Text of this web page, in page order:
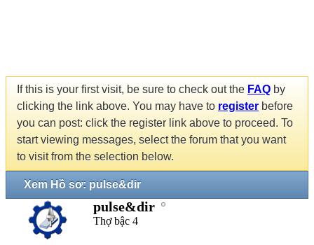
If this is your first visit, be sure to check out the FAQ by
clicking the link above. You may have to register before
you can post: click the register link above to proceed. To
start viewing messages, select the forum that you want
to visit from the selection below.
Xem Hồ sơ: pulse&dir
pulse&dir
Thợ bậc 4